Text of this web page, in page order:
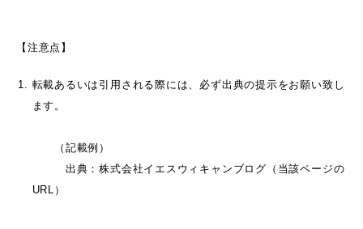
【注意点】
転載あるいは引用される際には、必ず出典の提示をお願い致し
ます。
（記載例）
出典：株式会社イエスウィキャンブログ（当該ページの
URL）